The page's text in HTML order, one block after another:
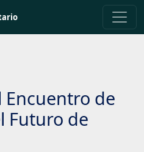
Encuentro de
Futuro de